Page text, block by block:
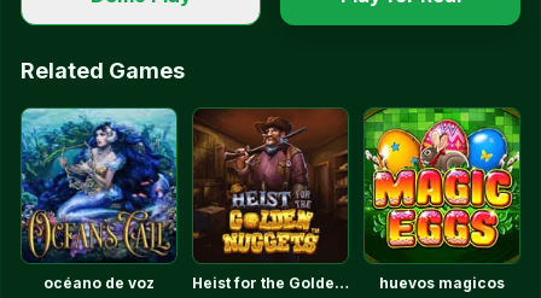
Related Games
océano de voz Heist for the Golden Nuggets™ huevos magicos